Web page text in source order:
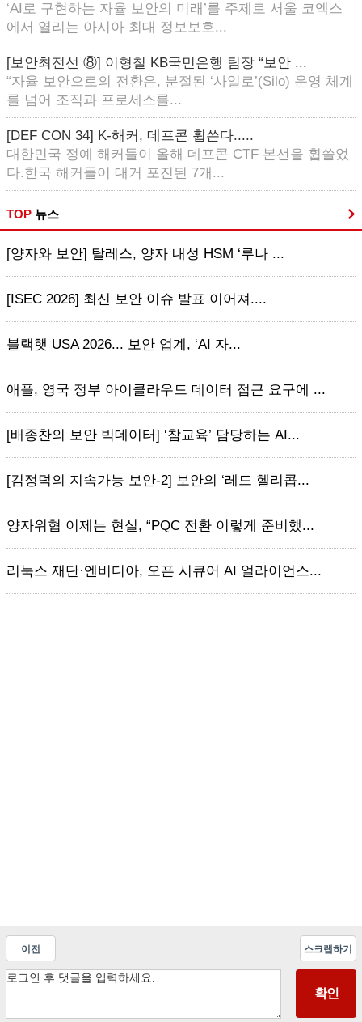
‘AI로 구현하는 자율 보안의 미래’를 주제로 서울 코엑스
에서 열리는 아시아 최대 정보보호...
[보안최전선 ⑧] 이형철 KB국민은행 팀장 “보안 ...
“자율 보안으로의 전환은, 분절된 ‘사일로’(Silo) 운영 체계
를 넘어 조직과 프로세스를...
[DEF CON 34] K-해커, 데프콘 휩쓴다.....
대한민국 정예 해커들이 올해 데프콘 CTF 본선을 휩쓸었
다.한국 해커들이 대거 포진된 7개...
TOP 뉴스
[양자와 보안] 탈레스, 양자 내성 HSM ‘루나 ...
[ISEC 2026] 최신 보안 이슈 발표 이어져....
블랙햇 USA 2026... 보안 업계, ‘AI 자...
애플, 영국 정부 아이클라우드 데이터 접근 요구에 ...
[배종찬의 보안 빅데이터] ‘참교육’ 담당하는 AI...
[김정덕의 지속가능 보안-2] 보안의 ‘레드 헬리콥...
양자위협 이제는 현실, “PQC 전환 이렇게 준비했...
리눅스 재단·엔비디아, 오픈 시큐어 AI 얼라이언스...
이전 스크랩하기